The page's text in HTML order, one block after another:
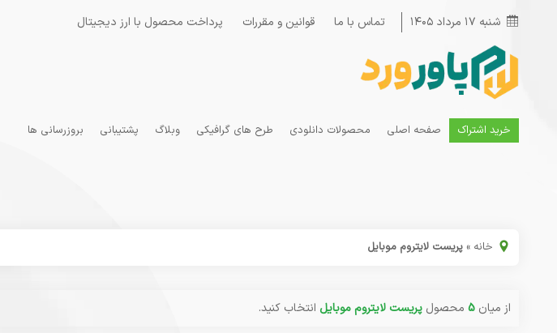
شنبه ۱۷ مرداد ۱۴۰۵ تماس با ما قوانین و مقررات پرداخت محصول با ارز دیجیتال
خرید اشتراک صفحه اصلی محصولات دانلودی طرح های گرافیکی وبلاگ پشتیبانی بروزرسانی ها
خانه » پریست لایتروم موبایل
از میان 5 محصول پریست لایتروم موبایل انتخاب کنید.